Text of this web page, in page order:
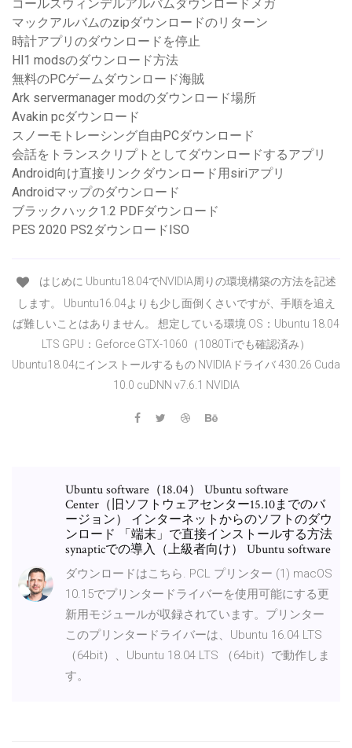
コールスウィンデルアルバムダウンロードメガ
マックアルバムのzipダウンロードのリターン
時計アプリのダウンロードを停止
Hl1 modsのダウンロード方法
無料のPCゲームダウンロード海賊
Ark servermanager modのダウンロード場所
Avakin pcダウンロード
スノーモトレーシング自由PCダウンロード
会話をトランスクリプトとしてダウンロードするアプリ
Android向け直接リンクダウンロード用siriアプリ
Androidマップのダウンロード
ブラックハック1.2 PDFダウンロード
PES 2020 PS2ダウンロードISO
はじめに Ubuntu18.04でNVIDIA周りの環境構築の方法を記述
します。 Ubuntu16.04よりも少し面倒くさいですが、手順を追え
ば難しいことはありません。 想定している環境 OS：Ubuntu 18.04
LTS GPU：Geforce GTX-1060（1080Tiでも確認済み）
Ubuntu18.04にインストールするもの NVIDIAドライバ 430.26 Cuda
10.0 cuDNN v7.6.1 NVIDIA
Ubuntu software（18.04） Ubuntu software
Center（旧ソフトウェアセンター15.10までのバ
ージョン） インターネットからのソフトのダウ
ンロード 「端末」で直接インストールする方法
synapticでの導入（上級者向け） Ubuntu software
ダウンロードはこちら. PCL プリンター (1) macOS
10.15でプリンタードライバーを使用可能にする更
新用モジュールが収録されています。プリンター
このプリンタードライバーは、Ubuntu 16.04 LTS
（64bit）、Ubuntu 18.04 LTS （64bit）で動作しま
す。